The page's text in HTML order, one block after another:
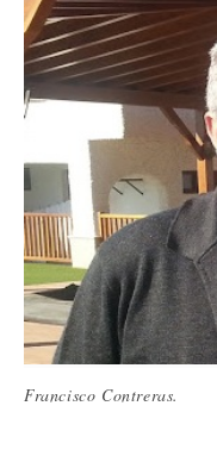
Francisco Contreras.